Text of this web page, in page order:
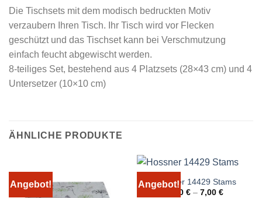
Die Tischsets mit dem modisch bedruckten Motiv
verzaubern Ihren Tisch. Ihr Tisch wird vor Flecken
geschützt und das Tischset kann bei Verschmutzung
einfach feucht abgewischt werden.
8-teiliges Set, bestehend aus 4 Platzsets (28×43 cm) und 4
Untersetzer (10×10 cm)
ÄHNLICHE PRODUKTE
Angebot! Angebot!
Hossner 14429 Stams
5,00 €– 7,00 €